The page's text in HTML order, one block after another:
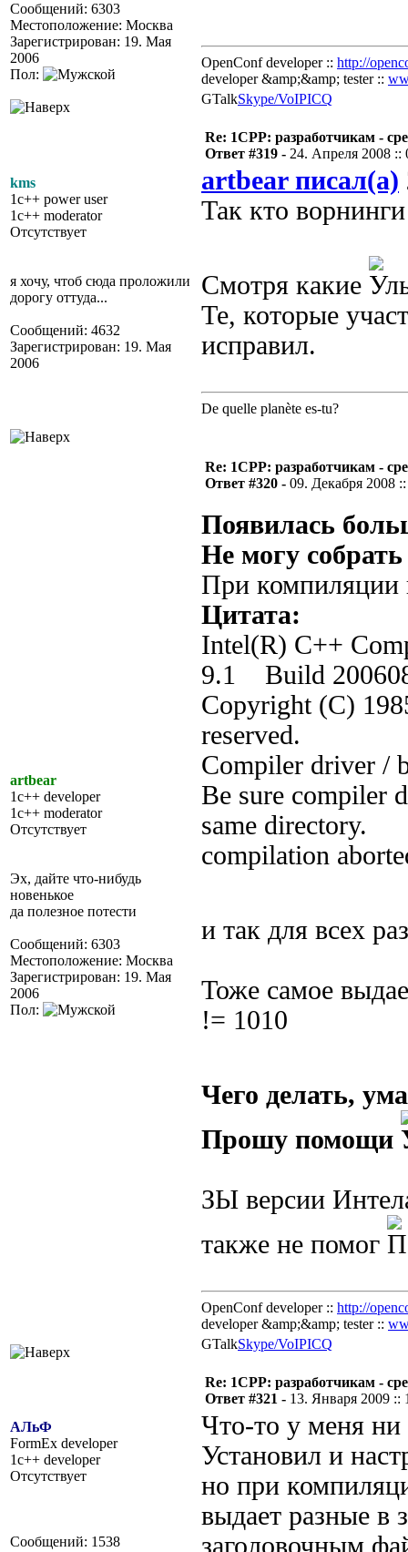
Сообщений: 6303
Местоположение: Москва
Зарегистрирован: 19. Мая
2006
Пол:
OpenConf developer :: http://
developer &amp;&amp; tester ::
GTalkSkype/VoIPICQ
kms
1c++ power user
1c++ moderator
Отсутствует
я хочу, чтоб сюда проложили
дорогу оттуда...
Сообщений: 4632
Зарегистрирован: 19. Мая
2006
Re: 1CPP: разработчикам -
Ответ #319 - 24. Апреля 2008 ::
artbear писал(а)
Так кто
Смотря какие
Те, которые
исправил.
De quelle planète es-tu?
artbear
1c++ developer
1c++ moderator
Отсутствует
Эх, дайте что-нибудь
новенькое
да полезное потести
Сообщений: 6303
Местоположение: Москва
Зарегистрирован: 19. Мая
2006
Пол:
Re: 1CPP: разработчикам -
Ответ #320 - 09. Декабря 2008
Появилась
Не могу
При компиляции
Цитата:
Intel(R) C++
9.1 Build
Copyright (C)
reserved.
Compiler driver /
Be sure compiler
same directory.
compilation
и так для всех
Тоже самое
!= 1010
Чего делать,
Прошу помощи
ЗЫ версии
также не помог
OpenConf developer :: http://
developer &amp;&amp; tester ::
GTalkSkype/VoIPICQ
АЛьФ
FormEx developer
1c++ developer
Отсутствует
Сообщений: 1538
Re: 1CPP: разработчикам -
Ответ #321 - 13. Января 2009 ::
Что-то у меня ни
Установил и
но при
выдает разные в
заголовочным